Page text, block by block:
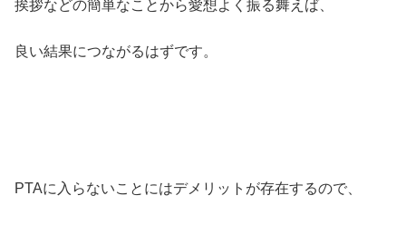
挨拶などの簡単なことから愛想よく振る舞えば、
良い結果につながるはずです。
PTAに入らないことにはデメリットが存在するので、